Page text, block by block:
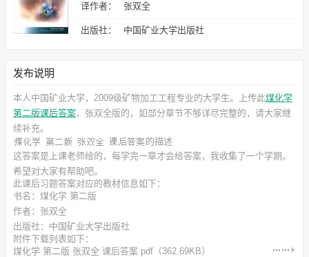
译作者： 张双全
出版社： 中国矿业大学出版社
发布说明
本人中国矿业大学，2009级矿物加工工程专业的大学生。上传此煤化学
第二版课后答案，张双全版的，如部分章节不够详尽完整的，请大家继
续补充。
的描述
这答案是上课老师给的，每学完一章才会给答案，我收集了一个学期。
希望对大家有帮助吧。
此课后习题答案对应的教材信息如下：
书名：煤化学 第二版
作者：张双全
出版社：中国矿业大学出版社
附件下载列表如下：
煤化学 第二版 张双全 课后答案.pdf （362.69KB）